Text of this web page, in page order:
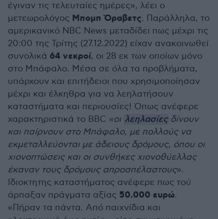
έγιναν τις τελευταίες ημέρες», λέει ο
μετεωρολόγος Μπομπ Όραβετς. Παράλληλα, το
αμερικανικό NBC News μεταδίδει πως μέχρι τις
20:00 της Τρίτης (27.12.2022) είχαν ανακοινωθεί
συνολικά 64 νεκροί, οι 28 εκ των οποίων μόνο
στο Μπάφαλο. Μέσα σε όλα τα προβλήματα,
υπάρχουν και επιτήδειοι που χρησιμοποίησαν
μέχρι και έλκηθρα για να λεηλατήσουν
καταστήματα και περιουσίες! Όπως ανέφερε
χαρακτηριστικά το BBC «οι λεηλασίες δίνουν
και παίρνουν στο Μπάφαλο, με πολλούς να
εκμεταλλεύονται με άδειους δρόμους, όπου οι
χιονοπτώσεις και οι συνθήκες χιονοθύελλας
έκαναν τους δρόμους απροσπέλαστους».
Ιδιοκτητης καταστήματος ανέφερε πως τού
άρπαξαν πράγματα αξίας 50.000 ευρώ.
«Πήραν τα πάντα. Από παιχνίδια και